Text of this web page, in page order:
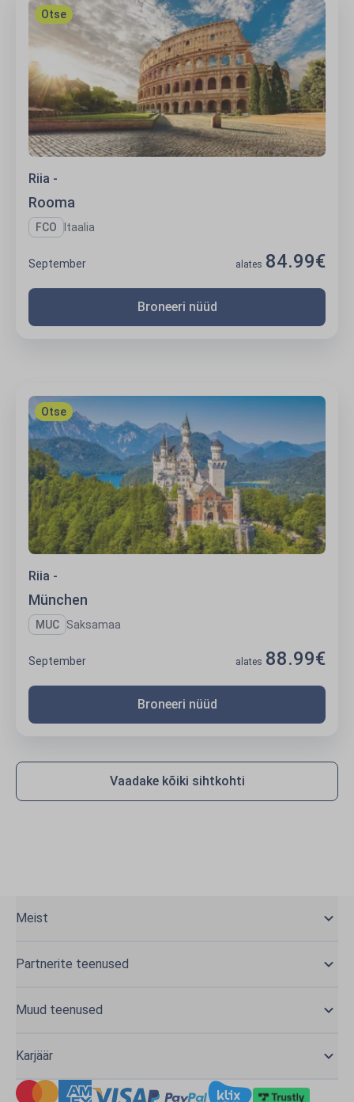
Rooma
Otse
Riia -
Rooma
FCO Itaalia
September alates 84.99€
Broneeri nüüd
München
Otse
Riia -
München
MUC Saksamaa
September alates 88.99€
Broneeri nüüd
Vaadake kõiki sihtkohti
Meist
Partnerite teenused
Muud teenused
Karjäär